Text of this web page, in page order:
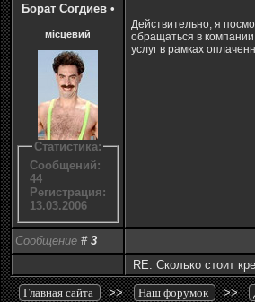
Борат Согдиев •
місцевий
Статистика:
Сообщений:
44
Регистрация:
13.03.2006
Действительно, я
обращаться в
услуг в рамках
Сообщение # 3
RE: Сколько стоит
Главная сайта >> Наш форумок >>